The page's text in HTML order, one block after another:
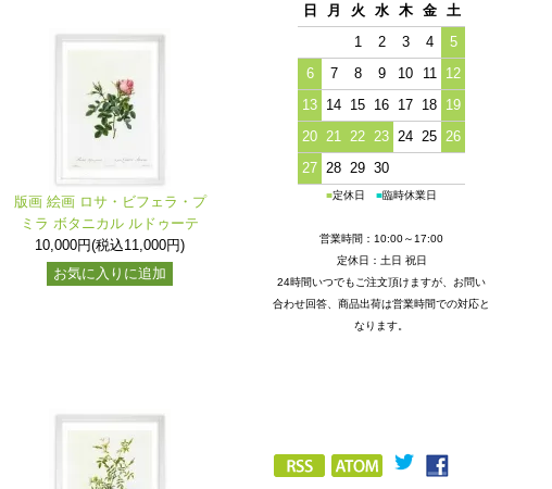
版画 絵画 ロサ・ビフェラ・プ
ミラ ボタニカル ルドゥーテ
10,000円(税込11,000円)
お気に入りに追加
日
月 火 水 木 金
土
1
2 3 4
5
6
7 8 9 10 11
12
13 14 15 16 17 18 19
20 21 22 23 24 25 26
27 28 29 30
■定休日 ■臨時休業日
営業時間：10:00～17:00
定休日：土日 祝日
24時間いつでもご注文頂けますが、お問い
合わせ回答、商品出荷は営業時間での対応と
なります。